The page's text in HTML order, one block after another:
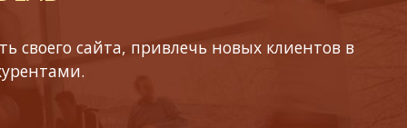
своего сайта, привлечь новых клиентов в